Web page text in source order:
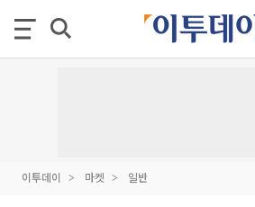
이투데이 마켓 일반